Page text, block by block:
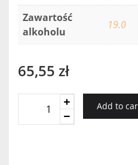
Zawartość
alkoholu
19.0
65,55 zł
Madeira
Add to